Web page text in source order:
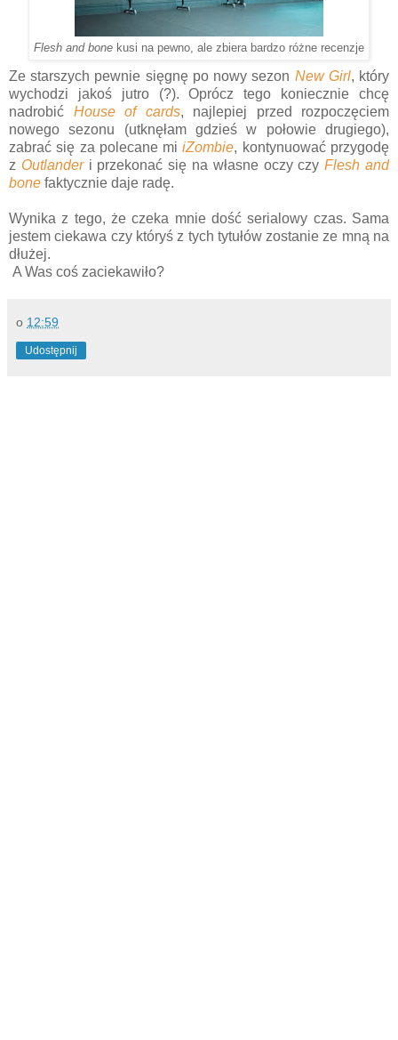
Flesh and bone kusi na pewno, ale zbiera bardzo różne recenzje
Ze starszych pewnie sięgnę po nowy sezon New Girl, który
wychodzi jakoś jutro (?). Oprócz tego koniecznie chcę
nadrobić House of cards, najlepiej przed rozpoczęciem
nowego sezonu (utknęłam gdzieś w połowie drugiego),
zabrać się za polecane miiZombie, kontynuować przygodę
z Outlander i przekonać się na własne oczy czyFlesh and
bone faktycznie daje radę.
Wynika z tego, że czeka mnie dość serialowy czas. Sama
jestem ciekawa czy któryś z tych tytułów zostanie ze mną na
dłużej.
A Was coś zaciekawiło?
o 12:59
Udostępnij